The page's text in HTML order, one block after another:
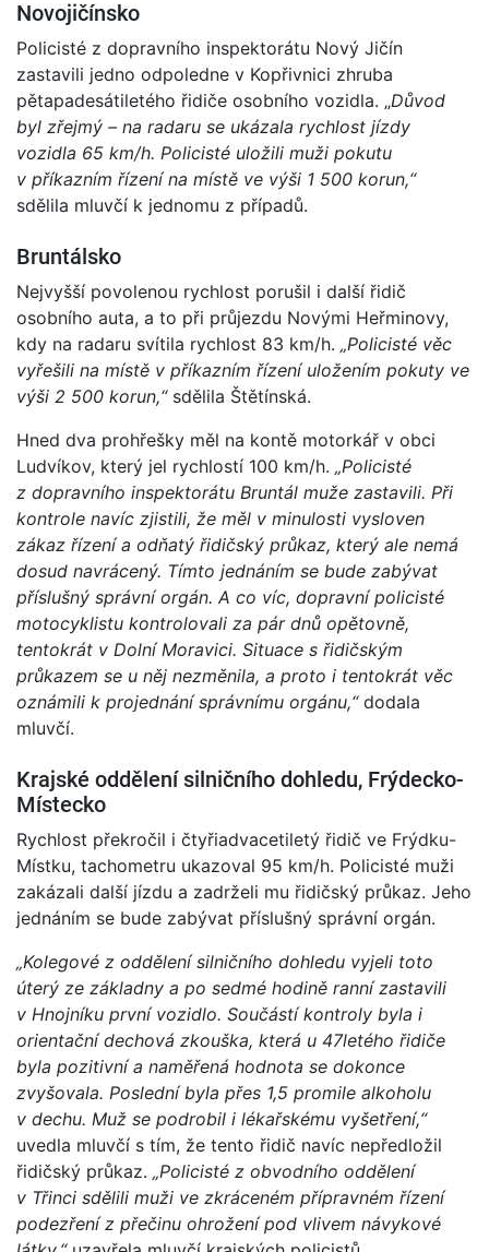
Novojičínsko
Policisté z dopravního inspektorátu Nový Jičín
zastavili jedno odpoledne v Kopřivnici zhruba
pětapadesátiletého řidiče osobního vozidla. „Důvod
byl zřejmý – na radaru se ukázala rychlost jízdy
vozidla 65 km/h. Policisté uložili muži pokutu
v příkazním řízení na místě ve výši 1 500 korun,“
sdělila mluvčí k jednomu z případů.
Bruntálsko
Nejvyšší povolenou rychlost porušil i další řidič
osobního auta, a to při průjezdu Novými Heřminovy,
kdy na radaru svítila rychlost 83 km/h. „Policisté věc
vyřešili na místě v příkazním řízení uložením pokuty ve
výši 2 500 korun,“sdělila Štětínská.
Hned dva prohřešky měl na kontě motorkář v obci
Ludvíkov, který jel rychlostí 100 km/h. „Policisté
z dopravního inspektorátu Bruntál muže zastavili. Při
kontrole navíc zjistili, že měl v minulosti vysloven
zákaz řízení a odňatý řidičský průkaz, který ale nemá
dosud navrácený. Tímto jednáním se bude zabývat
příslušný správní orgán. A co víc, dopravní policisté
motocyklistu kontrolovali za pár dnů opětovně,
tentokrát v Dolní Moravici. Situace s řidičským
průkazem se u něj nezměnila, a proto i tentokrát věc
oznámili k projednání správnímu orgánu,“ dodala
mluvčí.
Krajské oddělení silničního dohledu, Frýdecko-
Místecko
Rychlost překročil i čtyřiadvacetiletý řidič ve Frýdku-
Místku, tachometru ukazoval 95 km/h. Policisté muži
zakázali další jízdu a zadrželi mu řidičský průkaz. Jeho
jednáním se bude zabývat příslušný správní orgán.
„Kolegové z oddělení silničního dohledu vyjeli toto
úterý ze základny a po sedmé hodině ranní zastavili
v Hnojníku první vozidlo. Součástí kontroly byla i
orientační dechová zkouška, která u 47letého řidiče
byla pozitivní a naměřená hodnota se dokonce
zvyšovala. Poslední byla přes 1,5 promile alkoholu
v dechu. Muž se podrobil i lékařskému vyšetření,“
uvedla mluvčí s tím, že tento řidič navíc nepředložil
řidičský průkaz. „Policisté z obvodního oddělení
v Třinci sdělili muži ve zkráceném přípravném řízení
podezření z přečinu ohrožení pod vlivem návykové